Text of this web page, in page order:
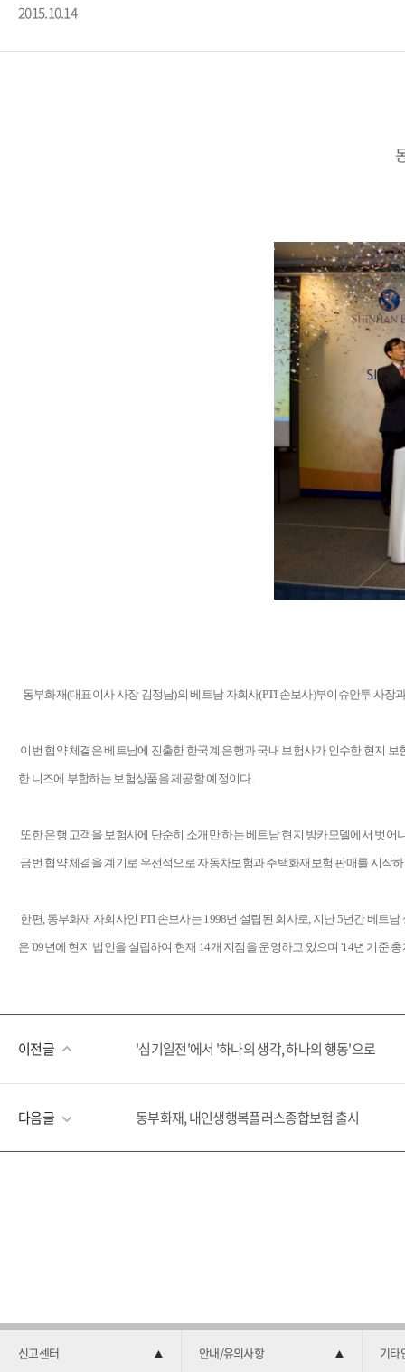
2015.10.14
동부화재(대표이사 사장 김정남)의 베트남 자회사(PTI 손보사)부이슈안투 사
이번 협약 체결은 베트남에 진출한 한국계 은행과 국내 보험사가 인수한 현지
한 니즈에 부합하는 보험상품을 제공할 예정이다.
또한 은행 고객을 보험사에 단순히 소개만 하는 베트남 현지 방카모델에서 벗
금번 협약 체결을 계기로 우선적으로 자동차보험과 주택화재보험 판매를 시작
한편, 동부화재 자회사인 PTI 손보사는 1998년 설립된 회사로, 지난 5년간 베트
은 '09년에 현지 법인을 설립하여 현재 14개 지점을 운영하고 있으며 '14년 기준
이전글 '심기일전'에서 '하나의 생각, 하나의 행동'으로
다음글 동부화재, 내인생행복플러스종합보험 출시
신고센터 안내/유의사항 기타